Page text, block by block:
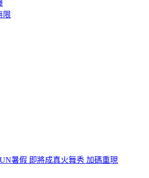
限
川光博驚喜宣布再婚！妻子懷孕升格當爸